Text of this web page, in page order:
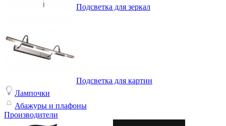
Подсветка для зеркал
Подсветка для картин
Лампочки
Абажуры и плафоны
Производители